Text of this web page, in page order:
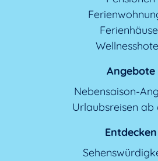
Angebote
Nebensaison-
Urlaubsreisen ab
Entdecken